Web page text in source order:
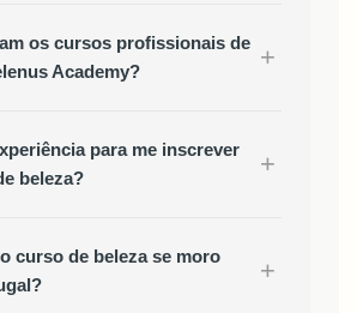
os cursos profissionais de
Academy?
+
para me inscrever
beleza?
+
curso de beleza se moro
+